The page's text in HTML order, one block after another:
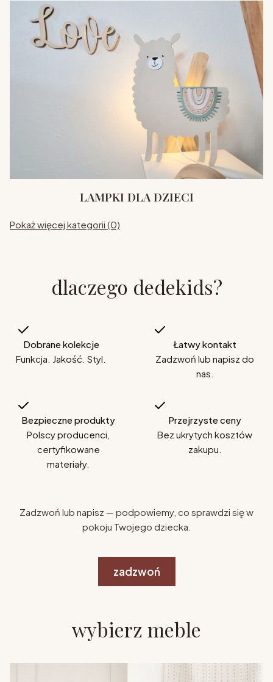
LAMPKI DLA DZIECI
Pokaż więcej kategorii (0)
dlaczego dedekids?
Dobrane kolekcje
Funkcja. Jakość. Styl.
Łatwy kontakt
Zadzwoń lub napisz do
nas.
Bezpieczne produkty
Polscy producenci,
certyfikowane
materiały.
Przejrzyste ceny
Bez ukrytych kosztów
zakupu.
Zadzwoń lub napisz — podpowiemy, co sprawdzi się w
pokoju Twojego dziecka.
zadzwoń
wybierz meble